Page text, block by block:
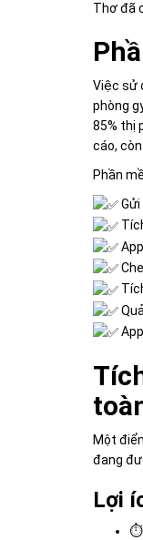
Thơ đã
Việc sử
phòng
85% thị
cáo,
Phần
Một
đang
Lợi
⏱